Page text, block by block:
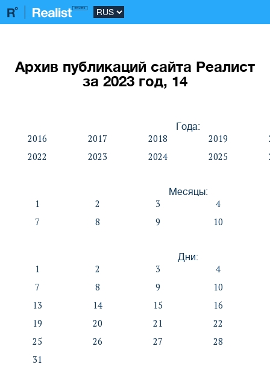
Архив публикаций сайта Реалист
за 2023 год, 14
Года:
2016 2017 2018 2019
2022
2023 2024 2025
Месяцы:
1 2 3
4
7
8 9 10
Дни:
1 2 3
4
7
8 9
10
13
14 15
16
19
20 21
22
25
26 27
28
31